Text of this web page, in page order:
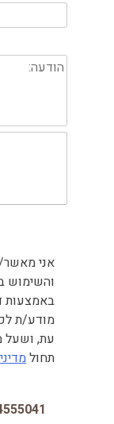
אני
והשימוש
מודע/ת
עת, ושעל
תחול